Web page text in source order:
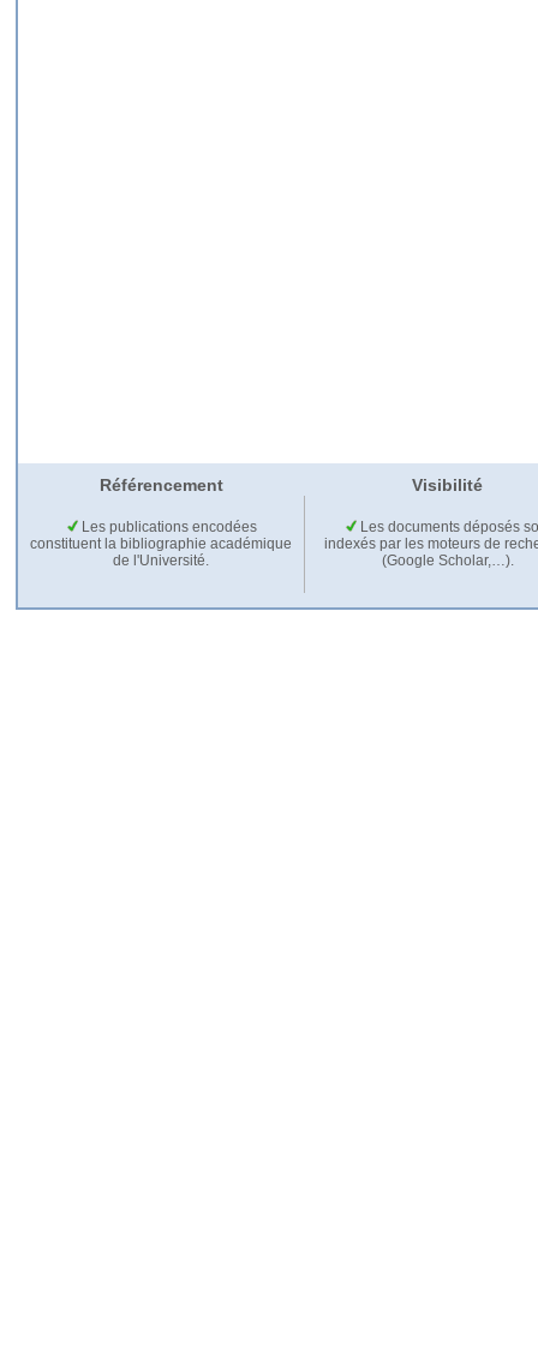
Référencement Visibilité
Les publications encodées
constituent la bibliographie académique
de l'Université.
Les documents déposés
indexés par les moteurs de
(Google Scholar,…).